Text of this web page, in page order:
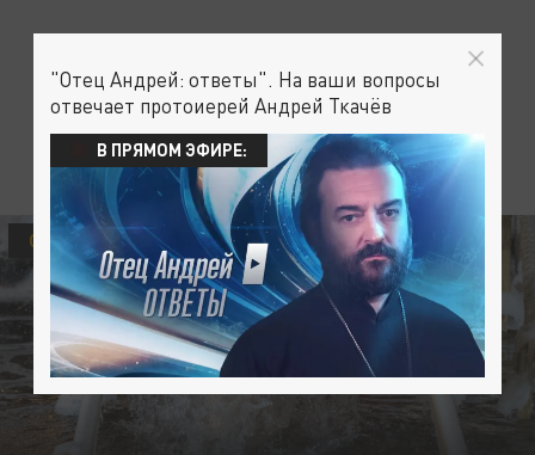
ОБЩЕСТВО
"Отец Андрей: ответы". На ваши вопросы
отвечает протоиерей Андрей Ткачёв
В ПРЯМОМ ЭФИРЕ: